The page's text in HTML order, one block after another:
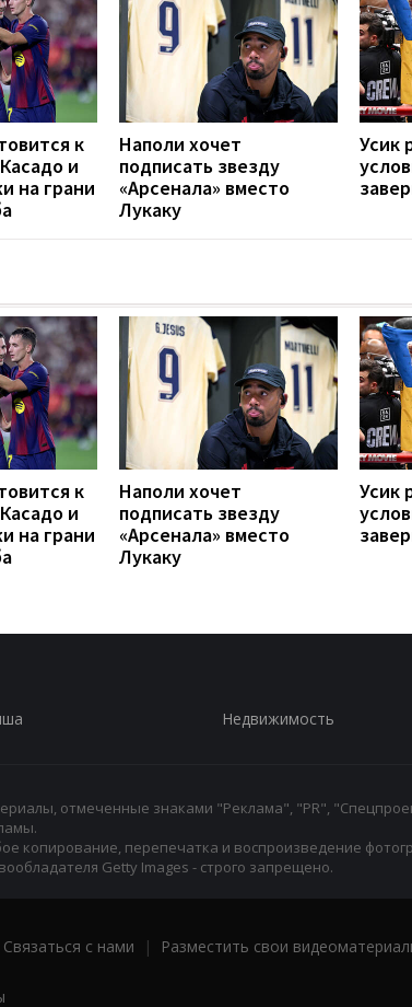
к
и
на грани
Наполи хочет
подписать звезду
«Арсенала» вместо
Лукаку
Усик
к
и
на грани
Наполи хочет
подписать звезду
«Арсенала» вместо
Лукаку
Усик
Недвижимость
отмеченные знаками "Реклама", "PR",
копирование, перепечатка и воспроизведение
Getty Images - строго запрещено.
Связаться с нами | Разместить свои